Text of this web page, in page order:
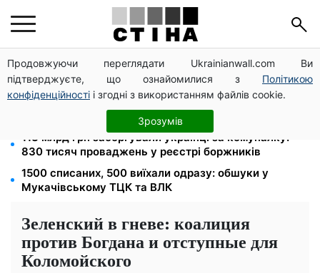
Продовжуючи переглядати Ukrainianwall.com Ви
підтверджуєте, що ознайомилися з Політикою
конфіденційності і згодні з використанням файлів cookie.
Зрозумів
100 000 грн за 18 місяців: Укрзалізниця скасувала
щомісячні виплати мобілізованим
120 грн на день лише на дорогу: кияни масово
звільняються через тариф 30 грн за проїзд
113 млрд грн заборгували українці за комуналку:
830 тисяч проваджень у реєстрі боржників
1500 списаних, 500 виїхали одразу: обшуки у
Мукачівському ТЦК та ВЛК
Зеленский в гневе: коалиция
против Богдана и отступные для
Коломойского